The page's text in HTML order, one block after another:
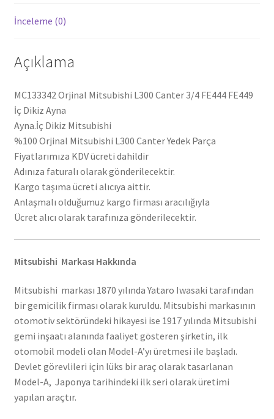
İnceleme (0)
Açıklama
MC133342 Orjinal Mitsubishi L300 Canter 3/4 FE444 FE449
İç Dikiz Ayna
Ayna.İç Dikiz Mitsubishi
%100 Orjinal Mitsubishi L300 Canter Yedek Parça
Fiyatlarımıza KDV ücreti dahildir
Adınıza faturalı olarak gönderilecektir.
Kargo taşıma ücreti alıcıya aittir.
Anlaşmalı olduğumuz kargo firması aracılığıyla
Ücret alıcı olarak tarafınıza gönderilecektir.
Mitsubishi Markası Hakkında
Mitsubishi markası 1870 yılında Yataro Iwasaki tarafından
bir gemicilik firması olarak kuruldu. Mitsubishi markasının
otomotiv sektöründeki hikayesi ise 1917 yılında Mitsubishi
gemi inşaatı alanında faaliyet gösteren şirketin, ilk
otomobil modeli olan Model-A’yı üretmesi ile başladı.
Devlet görevlileri için lüks bir araç olarak tasarlanan
Model-A, Japonya tarihindeki ilk seri olarak üretimi
yapılan araçtır.